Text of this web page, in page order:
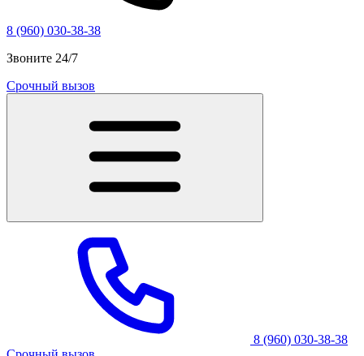
8 (960) 030-38-38
Звоните 24/7
Срочный вызов
8 (960) 030-38-38